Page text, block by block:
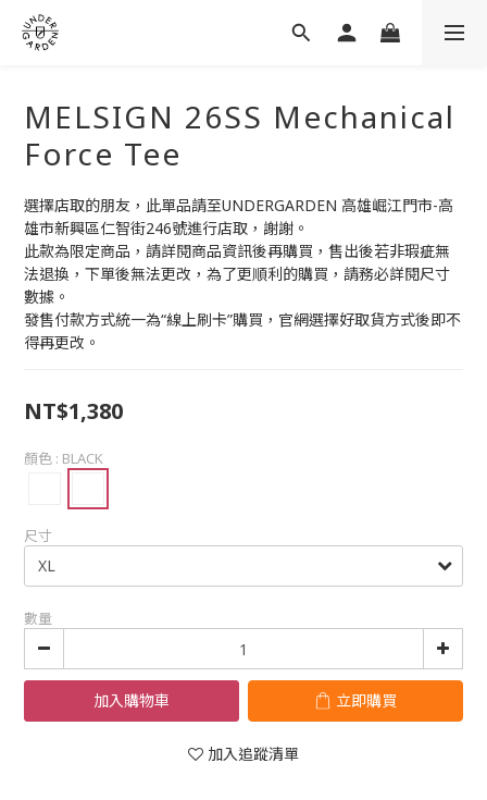
MELSIGN 26SS Mechanical
Force Tee
選擇店取的朋友，此單品請至UNDERGARDEN 高雄崛江門市-高
雄市新興區仁智街246號進行店取，謝謝。
此款為限定商品，請詳閱商品資訊後再購買，售出後若非瑕疵無
法退換，下單後無法更改，為了更順利的購買，請務必詳閱尺寸
數據。
發售付款方式統一為“線上刷卡”購買，官網選擇好取貨方式後即不
得再更改。
NT$1,380
顏色 : BLACK
尺寸
數量
加入購物車 立即購買
加入追蹤清單